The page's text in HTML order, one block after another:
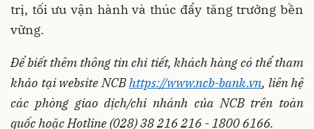
trị, tối ưu vận hành và thúc đẩy tăng trưởng bền
vững.
Để biết thêm thông tin chi tiết, khách hàng có thể tham
khảo tại website NCBhttps://www.ncb-bank.vn, liên hệ
các phòng giao dịch/chi nhánh của NCB trên toàn
quốc hoặc Hotline (028) 38 216 216 - 1800 6166.